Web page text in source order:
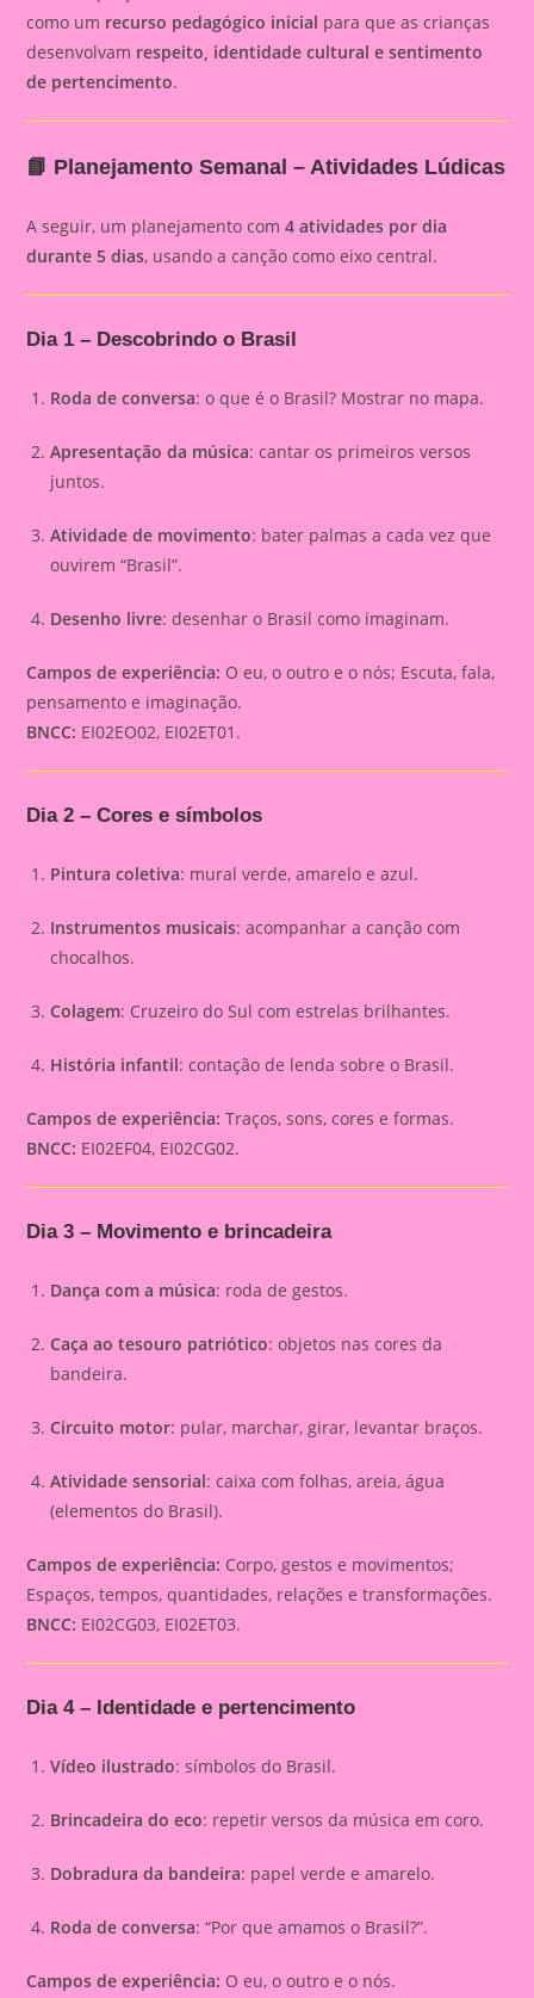
como um recurso pedagógico inicial para que as crianças
desenvolvam respeito, identidade cultural e sentimento
de pertencimento.
📘 Planejamento Semanal – Atividades Lúdicas
A seguir, um planejamento com4 atividades por dia
durante 5 dias, usando a canção como eixo central.
Dia 1 – Descobrindo o Brasil
Roda de conversa: o que é o Brasil? Mostrar no mapa.
Apresentação da música: cantar os primeiros versos
juntos.
Atividade de movimento: bater palmas a cada vez que
ouvirem “Brasil”.
Desenho livre: desenhar o Brasil como imaginam.
Campos de experiência: O eu, o outro e o nós; Escuta, fala,
pensamento e imaginação.
BNCC: EI02EO02, EI02ET01.
Dia 2 – Cores e símbolos
Pintura coletiva: mural verde, amarelo e azul.
Instrumentos musicais: acompanhar a canção com
chocalhos.
Colagem: Cruzeiro do Sul com estrelas brilhantes.
História infantil: contação de lenda sobre o Brasil.
Campos de experiência: Traços, sons, cores e formas.
BNCC: EI02EF04, EI02CG02.
Dia 3 – Movimento e brincadeira
Dança com a música: roda de gestos.
Caça ao tesouro patriótico: objetos nas cores da
bandeira.
Circuito motor: pular, marchar, girar, levantar braços.
Atividade sensorial: caixa com folhas, areia, água
(elementos do Brasil).
Campos de experiência: Corpo, gestos e movimentos;
Espaços, tempos, quantidades, relações e transformações.
BNCC: EI02CG03, EI02ET03.
Dia 4 – Identidade e pertencimento
Vídeo ilustrado: símbolos do Brasil.
Brincadeira do eco: repetir versos da música em coro.
Dobradura da bandeira: papel verde e amarelo.
Roda de conversa: “Por que amamos o Brasil?”.
Campos de experiência: O eu, o outro e o nós.